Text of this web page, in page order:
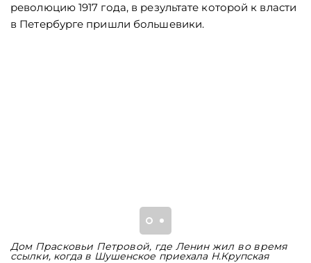
революцию 1917 года, в результате которой к власти
в Петербурге пришли большевики.
Дом Прасковьи Петровой, где Ленин жил во время
ссылки, когда в Шушенское приехала Н.Крупская